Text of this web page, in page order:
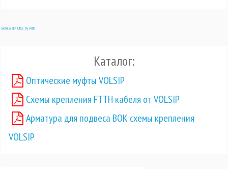
Joomla SEF URLs by Artio
Каталог:
Оптические муфты VOLSIP
Схемы крепления FTTH кабеля от VOLSIP
Арматура для подвеса ВОК схемы крепления
VOLSIP